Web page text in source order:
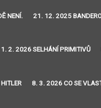
NENÍ. 21. 12. 2025
1. 2. 2026 SELHÁNÍ PRIMITIVŮ
8. 3. 2026 CO SE